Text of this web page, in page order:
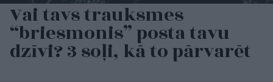
Vai tavs trauksmes
“briesmonis” posta tavu
dzīvi? 3 soļi, kā to pārvarēt